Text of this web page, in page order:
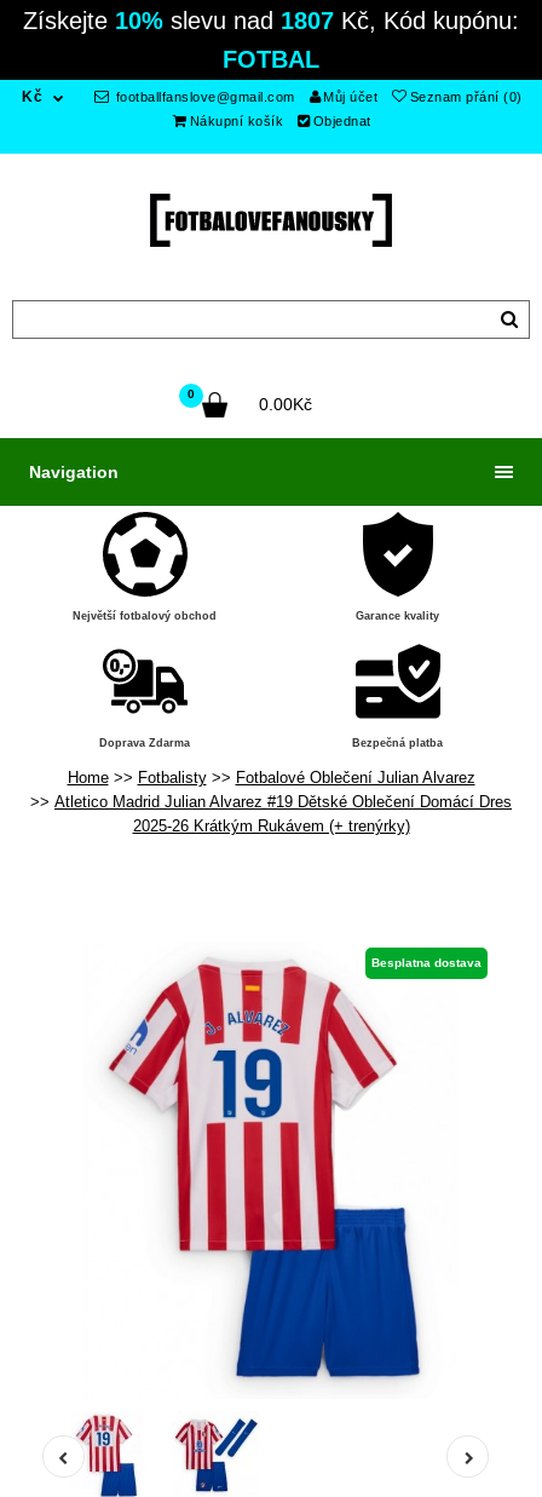
Získejte 10% slevu nad 1807 Kč, Kód kupónu:
FOTBAL
Kč footballfanslove@gmail.com Můj účet
Seznam přání (0)
Nákupní košík
Objednat
0
0.00Kč
Navigation
Největší fotbalový obchod Garance kvality
Doprava Zdarma Bezpečná platba
Home Fotbalisty
Fotbalové Oblečení Julian Alvarez
Atletico Madrid Julian Alvarez #19 Dětské Oblečení Domácí Dres
2025-26 Krátkým Rukávem (+ trenýrky)
Besplatna dostava